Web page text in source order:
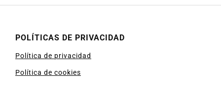
POLÍTICAS DE PRIVACIDAD
Política de privacidad
Política de cookies